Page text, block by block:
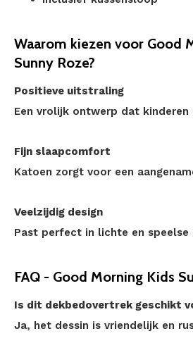
Waarom kiezen voor Good
Sunny Roze?
Positieve uitstraling
Een vrolijk ontwerp dat kinderen
Fijn slaapcomfort
Katoen zorgt voor een
Veelzijdig design
Past perfect in lichte en speelse
FAQ - Good Morning Kids
Is dit dekbedovertrek geschikt
Ja, het dessin is vriendelijk en